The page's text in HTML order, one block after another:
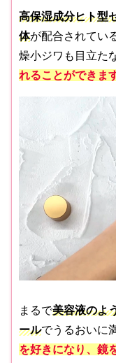
高保湿成分ヒト型
体が配合されてい
燥小ジワも目立た
れることができま
まるで美容液のよ
ールでうるおいに
を好きになり、鏡